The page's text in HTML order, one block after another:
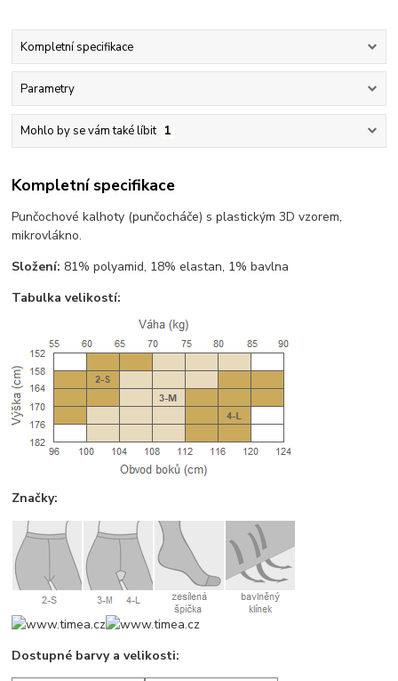
Kompletní specifikace
Parametry
Mohlo by se vám také líbit 1
Kompletní specifikace
Punčochové kalhoty (punčocháče) s plastickým 3D vzorem,
mikrovlákno.
Složení: 81% polyamid, 18% elastan, 1% bavlna
Tabulka velikostí:
Značky:
Dostupné barvy a velikosti: